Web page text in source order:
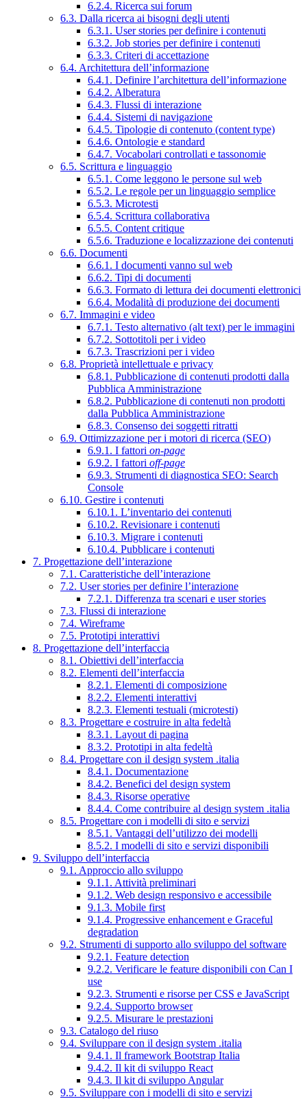
6.2.4. Ricerca sui forum
6.3. Dalla ricerca ai bisogni degli utenti
6.3.1. User stories per definire i contenuti
6.3.2. Job stories per definire i contenuti
6.3.3. Criteri di accettazione
6.4. Architettura dell’informazione
6.4.1. Definire l’architettura dell’informazione
6.4.2. Alberatura
6.4.3. Flussi di interazione
6.4.4. Sistemi di navigazione
6.4.5. Tipologie di contenuto (content type)
6.4.6. Ontologie e standard
6.4.7. Vocabolari controllati e tassonomie
6.5. Scrittura e linguaggio
6.5.1. Come leggono le persone sul web
6.5.2. Le regole per un linguaggio semplice
6.5.3. Microtesti
6.5.4. Scrittura collaborativa
6.5.5. Content critique
6.5.6. Traduzione e localizzazione dei contenuti
6.6. Documenti
6.6.1. I documenti vanno sul web
6.6.2. Tipi di documenti
6.6.3. Formato di lettura dei documenti elettronici
6.6.4. Modalità di produzione dei documenti
6.7. Immagini e video
6.7.1. Testo alternativo (alt text) per le immagini
6.7.2. Sottotitoli per i video
6.7.3. Trascrizioni per i video
6.8. Proprietà intellettuale e privacy
6.8.1. Pubblicazione di contenuti prodotti dalla
Pubblica Amministrazione
6.8.2. Pubblicazione di contenuti non prodotti
dalla Pubblica Amministrazione
6.8.3. Consenso dei soggetti ritratti
6.9. Ottimizzazione per i motori di ricerca (SEO)
6.9.1. I fattori on-page
6.9.2. I fattori off-page
6.9.3. Strumenti di diagnostica SEO: Search
Console
6.10. Gestire i contenuti
6.10.1. L’inventario dei contenuti
6.10.2. Revisionare i contenuti
6.10.3. Migrare i contenuti
6.10.4. Pubblicare i contenuti
7. Progettazione dell’interazione
7.1. Caratteristiche dell’interazione
7.2. User stories per definire l’interazione
7.2.1. Differenza tra scenari e user stories
7.3. Flussi di interazione
7.4. Wireframe
7.5. Prototipi interattivi
8. Progettazione dell’interfaccia
8.1. Obiettivi dell’interfaccia
8.2. Elementi dell’interfaccia
8.2.1. Elementi di composizione
8.2.2. Elementi interattivi
8.2.3. Elementi testuali (microtesti)
8.3. Progettare e costruire in alta fedeltà
8.3.1. Layout di pagina
8.3.2. Prototipi in alta fedeltà
8.4. Progettare con il design system .italia
8.4.1. Documentazione
8.4.2. Benefici del design system
8.4.3. Risorse operative
8.4.4. Come contribuire al design system .italia
8.5. Progettare con i modelli di sito e servizi
8.5.1. Vantaggi dell’utilizzo dei modelli
8.5.2. I modelli di sito e servizi disponibili
9. Sviluppo dell’interfaccia
9.1. Approccio allo sviluppo
9.1.1. Attività preliminari
9.1.2. Web design responsivo e accessibile
9.1.3. Mobile first
9.1.4. Progressive enhancement e Graceful
degradation
9.2. Strumenti di supporto allo sviluppo del software
9.2.1. Feature detection
9.2.2. Verificare le feature disponibili con Can I
use
9.2.3. Strumenti e risorse per CSS e JavaScript
9.2.4. Supporto browser
9.2.5. Misurare le prestazioni
9.3. Catalogo del riuso
9.4. Sviluppare con il design system .italia
9.4.1. Il framework Bootstrap Italia
9.4.2. Il kit di sviluppo React
9.4.3. Il kit di sviluppo Angular
9.5. Sviluppare con i modelli di sito e servizi